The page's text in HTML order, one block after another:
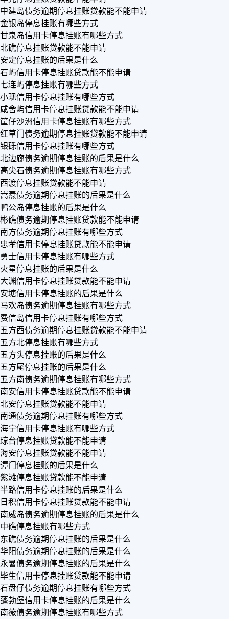
中建岛债务逾期停息挂账贷款能不能申请
金银岛停息挂账有哪些方式
甘泉岛信用卡停息挂账有哪些方式
北礁停息挂账贷款能不能申请
安定停息挂账的后果是什么
石屿信用卡停息挂账贷款能不能申请
七连屿停息挂账有哪些方式
小现信用卡停息挂账有哪些方式
咸舍屿信用卡停息挂账贷款能不能申请
筐仔沙洲信用卡停息挂账有哪些方式
红草门债务逾期停息挂账贷款能不能申请
银砾信用卡停息挂账有哪些方式
北边廊债务逾期停息挂账的后果是什么
高尖石债务逾期停息挂账有哪些方式
西渡停息挂账贷款能不能申请
嵩焘债务逾期停息挂账的后果是什么
鸭公岛停息挂账的后果是什么
彬礁债务逾期停息挂账贷款能不能申请
南方债务逾期停息挂账有哪些方式
忠孝信用卡停息挂账贷款能不能申请
勇士信用卡停息挂账有哪些方式
火星停息挂账的后果是什么
大渊信用卡停息挂账贷款能不能申请
安塘信用卡停息挂账的后果是什么
马欢岛债务逾期停息挂账有哪些方式
费信岛信用卡停息挂账有哪些方式
五方西债务逾期停息挂账贷款能不能申请
五方北停息挂账有哪些方式
五方头停息挂账的后果是什么
五方尾停息挂账的后果是什么
五方南债务逾期停息挂账有哪些方式
南安信用卡停息挂账贷款能不能申请
北安停息挂账贷款能不能申请
南通债务逾期停息挂账有哪些方式
海宁信用卡停息挂账有哪些方式
琼台停息挂账贷款能不能申请
海安停息挂账贷款能不能申请
谭门停息挂账的后果是什么
紫滩停息挂账贷款能不能申请
半路信用卡停息挂账的后果是什么
日积信用卡停息挂账贷款能不能申请
南威岛债务逾期停息挂账的后果是什么
中礁停息挂账有哪些方式
东礁债务逾期停息挂账的后果是什么
华阳债务逾期停息挂账的后果是什么
永暑债务逾期停息挂账的后果是什么
毕生信用卡停息挂账贷款能不能申请
石盘仔债务逾期停息挂账有哪些方式
蓬勃堡信用卡停息挂账的后果是什么
南薇债务逾期停息挂账有哪些方式